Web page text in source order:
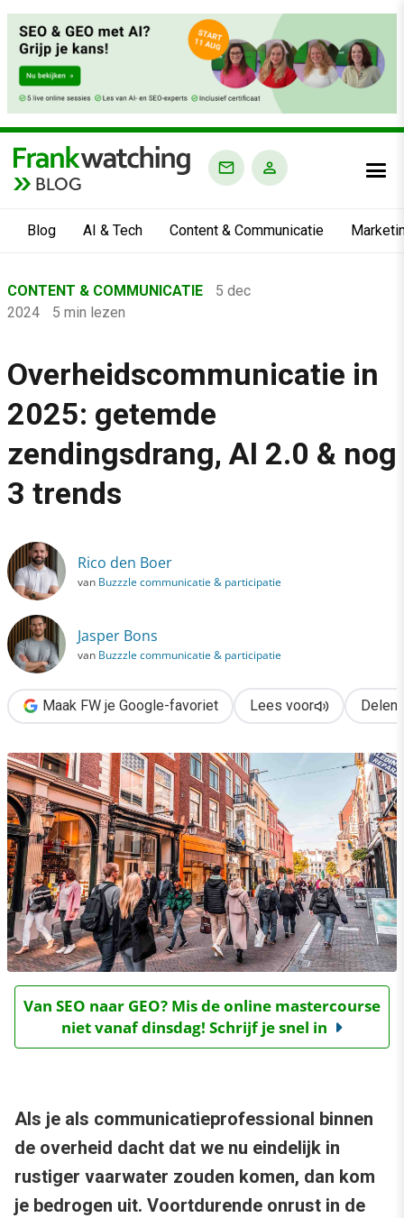
BLOG
Blog AI & Tech Content & Communicatie
›
Content & Communicatie
›
Overheidscommunicatie in 2025: getemde zendingsdrang, AI
CONTENT & COMMUNICATIE
5 dec
2024
5 min lezen
Overheidscommunicatie in
2025: getemde
zendingsdrang, AI 2.0 & nog
3 trends
Rico den Boer
van Buzzzle communicatie & participatie
Jasper Bons
van Buzzzle communicatie & participatie
Maak FW je Google-favoriet Lees voor Delen
Van SEO naar GEO? Mis de online mastercourse
niet vanaf dinsdag! Schrijf je snel in
Als je als communicatieprofessional binnen
de overheid dacht dat we nu eindelijk in
rustiger vaarwater zouden komen, dan kom
je bedrogen uit. Voortdurende onrust in de